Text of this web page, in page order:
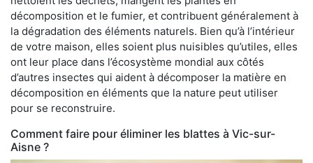
décomposition et le fumier, et contribuent généralement à
la dégradation des éléments naturels. Bien qu’à l’intérieur
de votre maison, elles soient plus nuisibles qu’utiles, elles
ont leur place dans l’écosystème mondial aux côtés
d’autres insectes qui aident à décomposer la matière en
décomposition en éléments que la nature peut utiliser
pour se reconstruire.
Comment faire pour éliminer les blattes à Vic-sur-
Aisne ?